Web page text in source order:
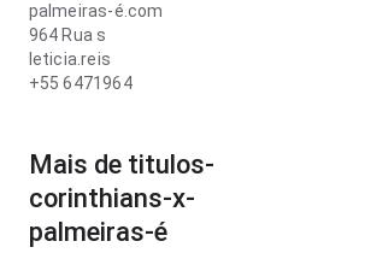
palmeiras-é.com
964 Rua s
leticia.reis
+55 6471964
Mais de titulos-
corinthians-x-
palmeiras-é